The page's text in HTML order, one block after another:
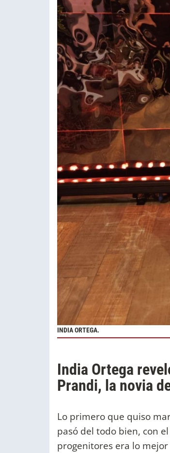
INDIA ORTEGA.
India Ortega
Prandi, la novia
Lo primero que quiso
pasó del todo bien, con
progenitores era lo